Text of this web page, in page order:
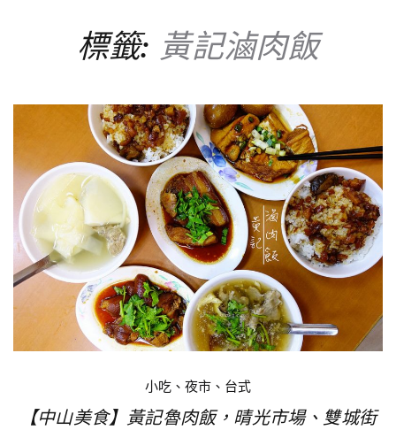
標籤: 黃記滷肉飯
小吃、夜市、台式
【中山美食】黃記魯肉飯，晴光市場、雙城街